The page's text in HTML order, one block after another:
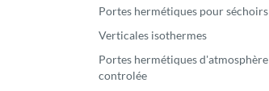
Portes hermétiques pour séchoirs
Verticales isothermes
Portes hermétiques d'atmosphère
controlée